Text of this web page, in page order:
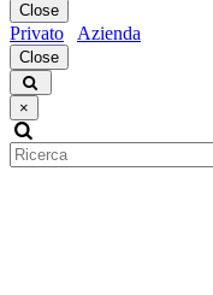
Close
Privato Azienda
Close
×